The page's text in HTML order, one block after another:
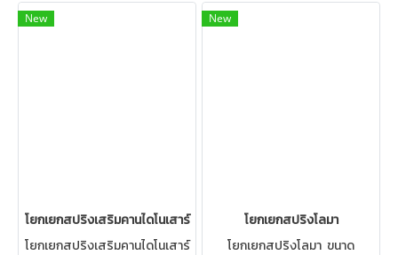
New
โยกเยกสปริงเสริมคานไดโนเสาร์
โยกเยกสปริงเสริมคานไดโนเสาร์
New
โยกเยกสปริงโลมา
โยกเยกสปริงโลมา ขนาด